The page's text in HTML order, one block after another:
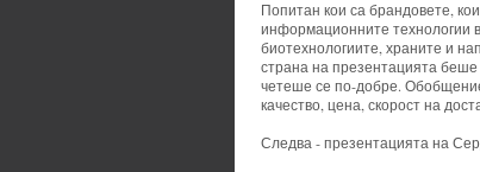
Попитан кои са брандовете,
информационните технологии
биотехнологиите, храните и
страна на презентацията
четеше се по-добре.
качество, цена, скорост на
Следва - презентацията на